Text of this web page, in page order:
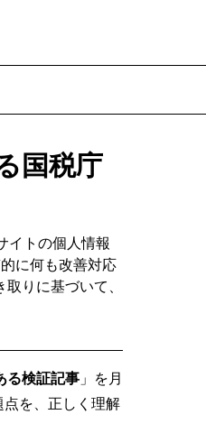
国税庁
イトの個人情報
に何も改善対応
りに基づいて、
る検証記事 」を月
を、正しく理解